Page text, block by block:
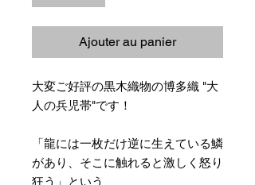
Ajouter au panier
大変ご好評の黒木織物の博多織 "大
人の兵児帯"です！
「龍には一枚だけ逆に生えている鱗
があり、そこに触れると激しく怒り
狂う」という